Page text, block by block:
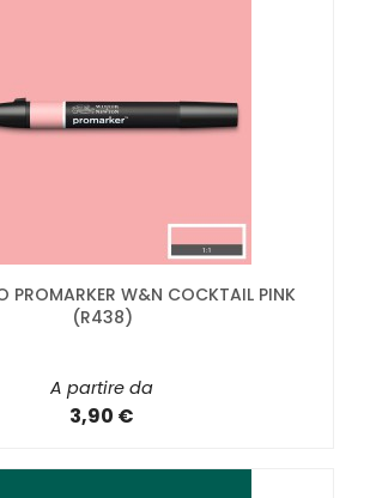
PROMARKER W&N COCKTAIL PINK
(R438)
A partire da
3,90 €